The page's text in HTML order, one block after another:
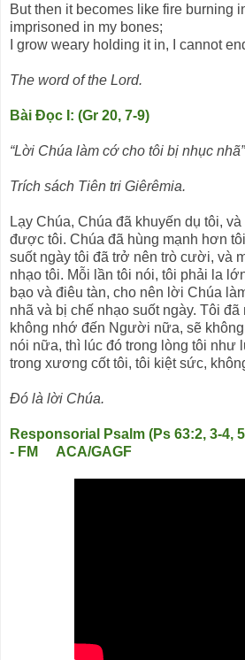
But then it becomes like fire burning
imprisoned in my bones;
I grow weary holding it in, I cannot
The word of the Lord.
Bài Ðọc I: (Gr 20, 7-9)
“Lời Chúa làm cớ cho tôi bị nhục
Trích sách Tiên tri Giêrêmia.
Lạy Chúa, Chúa đã khuyến dụ tôi,
được tôi. Chúa đã hùng mạnh hơn
suốt ngày tôi đã trở nên trò cười, và
nhạo tôi. Mỗi lần tôi nói, tôi phải la
bạo và điêu tàn, cho nên lời Chúa
nhã và bị chế nhạo suốt ngày. Tôi đã
không nhớ đến Người nữa, sẽ
nói nữa, thì lúc đó trong lòng tôi như
trong xương cốt tôi, tôi kiệt sức,
Ðó là lời Chúa.
Responsorial Psalm (Ps 63:2, 3-4,
- FM ACA/GAGF